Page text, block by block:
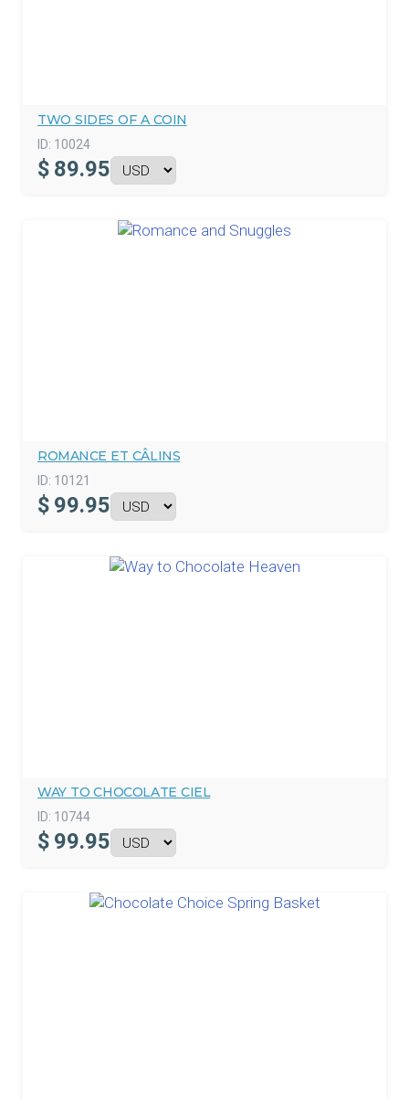
TWO SIDES OF A COIN
ID: 10024
$ 89.95
ROMANCE ET CÂLINS
ID: 10121
$ 99.95
WAY TO CHOCOLATE CIEL
ID: 10744
$ 99.95